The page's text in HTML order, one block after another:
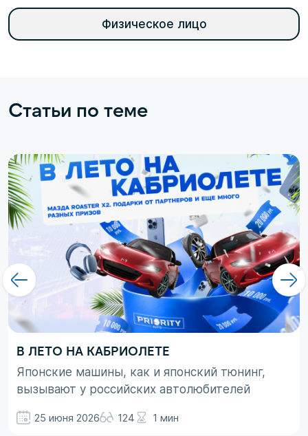
Физическое лицо
Статьи по теме
В ЛЕТО НА КАБРИОЛЕТЕ
Японские машины, как и японский тюнинг,
вызывают у российских автолюбителей
просто ассоциируются с вполне понятными
25 июня 2026 124 1 мин